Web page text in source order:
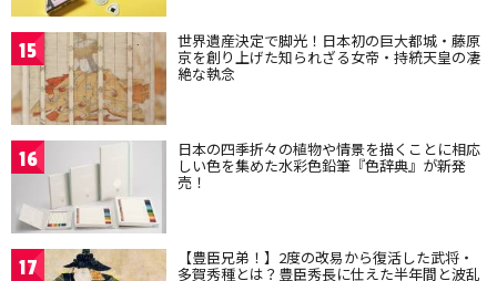
15 世界遺産決定で脚光！日本初の巨大都城・藤原
京を創り上げた知られざる女帝・持統天皇の凄
絶な執念
16 日本の四季折々の植物や情景を描くことに相応
しい色を集めた水彩色鉛筆『色辞典』が新発
売！
17 【豊臣兄弟！】2度の改易から復活した武将・
多賀秀種とは？豊臣秀長に仕えた半年間と波乱